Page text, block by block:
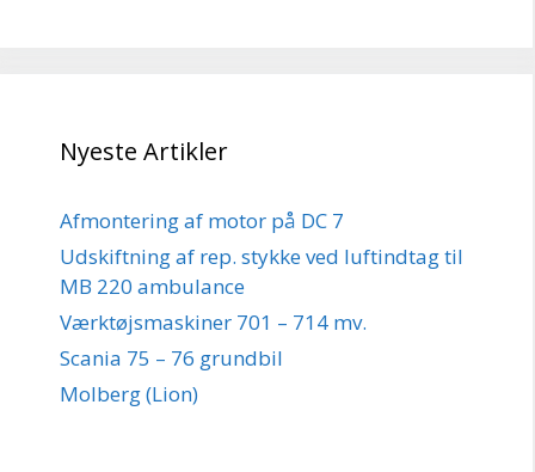
Nyeste Artikler
Afmontering af motor på DC 7
Udskiftning af rep. stykke ved luftindtag til
MB 220 ambulance
Værktøjsmaskiner 701 – 714 mv.
Scania 75 – 76 grundbil
Molberg (Lion)